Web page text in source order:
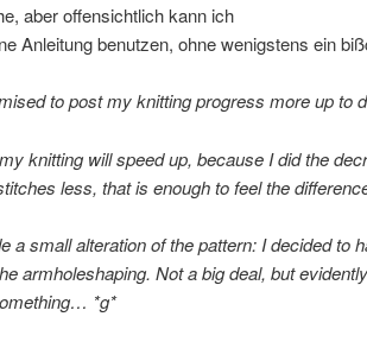
aber offensichtlich kann ich
Anleitung benutzen, ohne wenigstens ein
to post my knitting progress more up to
knitting will speed up, because I did the
less, that is enough to feel the
a small alteration of the pattern: I decided to
armholeshaping. Not a big deal, but
*g*